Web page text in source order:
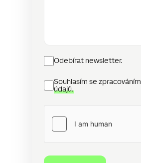
Newsletter
Odebírat newsletter.
Ochrana
osobních
údajů
Souhlasím se zpracováním
údajů.
hCaptcha